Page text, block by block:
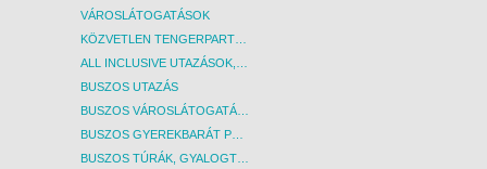
VÁROSLÁTOGATÁSOK
KÖZVETLEN TENGERPARTI SZÁLLÁSOK
ALL INCLUSIVE UTAZÁSOK, NYARALÁSOK
BUSZOS UTAZÁS
BUSZOS VÁROSLÁTOGATÁSOK
BUSZOS GYEREKBARÁT PROGRAMOK
BUSZOS TÚRÁK, GYALOGTÚRÁK